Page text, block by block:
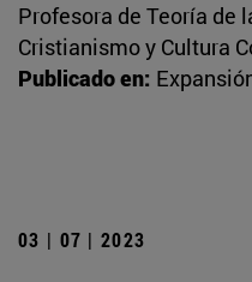
Profesora de Teoría de
Cristianismo y Cultura
Publicado en:
03 | 07 | 2023